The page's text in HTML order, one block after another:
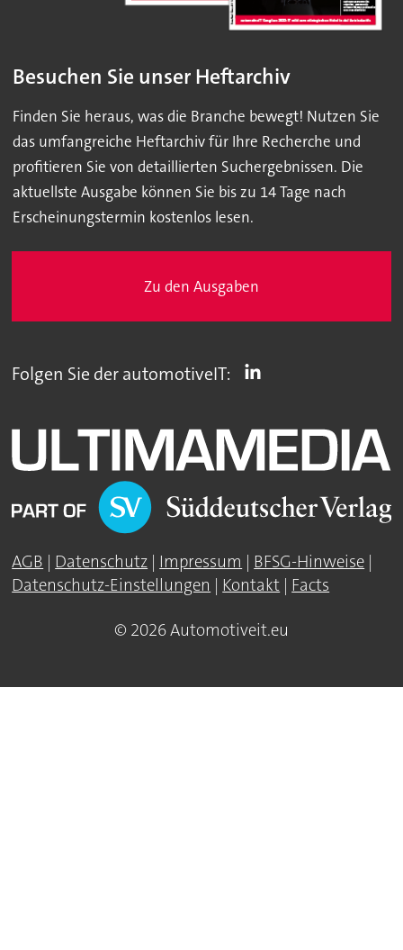
Besuchen Sie unser Heftarchiv
Finden Sie heraus, was die Branche bewegt! Nutzen Sie
das umfangreiche Heftarchiv für Ihre Recherche und
profitieren Sie von detaillierten Suchergebnissen. Die
aktuellste Ausgabe können Sie bis zu 14 Tage nach
Erscheinungstermin kostenlos lesen.
Zu den Ausgaben
Folgen Sie der automotiveIT:
AGB | Datenschutz | Impressum | BFSG-Hinweise |
Datenschutz-Einstellungen | Kontakt | Facts
© 2026 Automotiveit.eu